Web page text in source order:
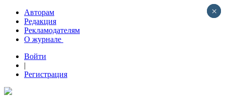
Авторам
Редакция
Рекламодателям
О журнале
Войти
|
Регистрация
×
×